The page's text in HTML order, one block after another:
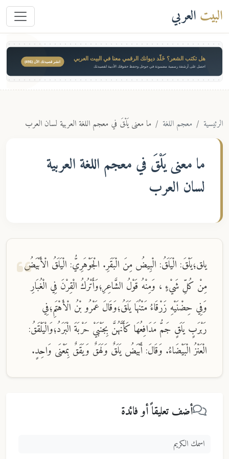
البيت العربي
هل تكتب الشعر؟ خَلّد ديوانك الرقمي معنا في البيت العربي
احصل على أرشفة رسمية مضمونة في جوجل وحفظ حقوقك الأدبية لقصيدتك
انشر قصيدتك الآن ($49)
الرئيسية معجم اللغة ما معنى يَلْقَ في معجم اللغة العربية لسان العرب
ما معنىيَلْقَ في معجم اللغة العربية
لسان العرب
يلق؛يَلْقَ: الْيَلَقُ: الْبِيضُ مِنَ الْبَقَرِ. الْجَوْهَرِيُّ: الْيَلَقُ الْأَبْيَضُ
مِنْ كُلِّ شَيْءٍ ، وَمِنْهُ قَوْلُ الشَّاعِرِ؛وَأَتْرُكُ الْقِرْنَ فِي الْغُبَارِ
وَفِي حِضْنَيْهِ زَرْقَاءُ مَتْنُهَا يَلَقُ؛وَقَالَ عَمْرُو بْنُ الْأَهْتَمِ؛فِي
رَبْرَبٍ يَلَقٍ جَمُّ مَدَافِعُهَا كَأَنَّهُنَّ بِجَنْبَيْ حَرْبَةَ الْبَرَدُ؛وَالْيَلْقَقُ:
الْعَنْزُ الْبَيْضَاءُ. وَقَالَ: أَبْيَضُ يَلَقٌ وَلَهَقٌ وَيَقَقٌ بِمَعْنَى وَاحِدٍ.
أضف تعليقاً أو فائدة